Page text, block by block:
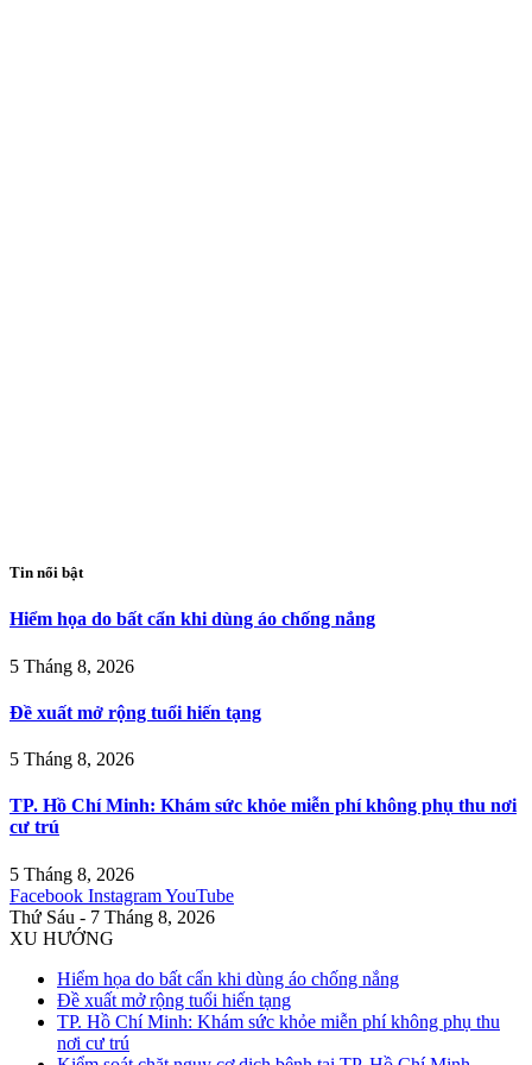
Tin nổi bật
Hiểm họa do bất cẩn khi dùng áo chống nắng
5 Tháng 8, 2026
Đề xuất mở rộng tuổi hiến tạng
5 Tháng 8, 2026
TP. Hồ Chí Minh: Khám sức khỏe miễn phí không phụ thu nơi
cư trú
5 Tháng 8, 2026
Facebook InstagramYouTube
Thứ Sáu - 7 Tháng 8, 2026
XU HƯỚNG
Hiểm họa do bất cẩn khi dùng áo chống nắng
Đề xuất mở rộng tuổi hiến tạng
TP. Hồ Chí Minh: Khám sức khỏe miễn phí không phụ thu
nơi cư trú